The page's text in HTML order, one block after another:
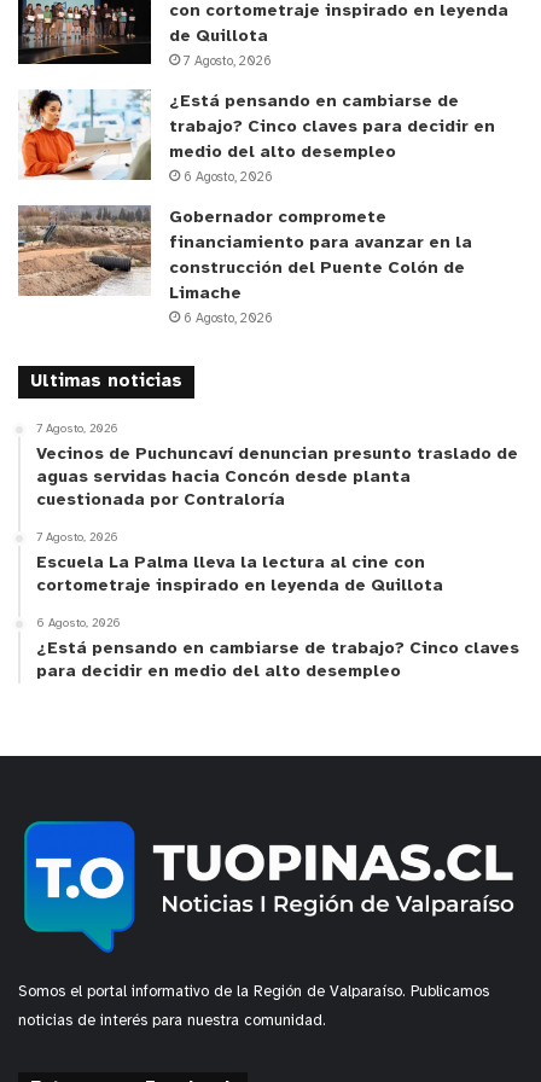
de las rutas establecidas para los distintos
sectores.
con cortometraje inspirado en leyenda
de Quillota
7 Agosto, 2026
¿Está pensando en cambiarse de
trabajo? Cinco claves para decidir en
medio del alto desempleo
6 Agosto, 2026
Gobernador compromete
financiamiento para avanzar en la
construcción del Puente Colón de
Limache
6 Agosto, 2026
Ultimas noticias
7 Agosto, 2026
Vecinos de Puchuncaví denuncian presunto traslado de
aguas servidas hacia Concón desde planta
cuestionada por Contraloría
7 Agosto, 2026
Escuela La Palma lleva la lectura al cine con
cortometraje inspirado en leyenda de Quillota
6 Agosto, 2026
¿Está pensando en cambiarse de trabajo? Cinco claves
para decidir en medio del alto desempleo
Somos el portal informativo de la Región de Valparaíso. Publicamos
noticias de interés para nuestra comunidad.